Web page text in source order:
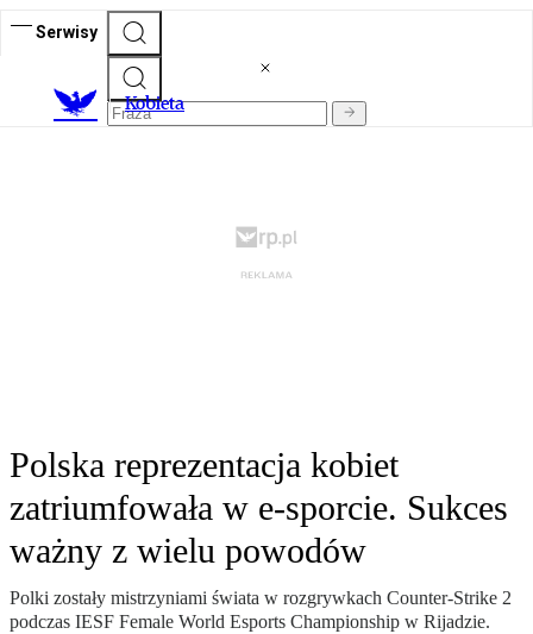
Serwisy
Kobieta
Polska reprezentacja kobiet
zatriumfowała w e-sporcie. Sukces
ważny z wielu powodów
Polki zostały mistrzyniami świata w rozgrywkach Counter-Strike 2
podczas IESF Female World Esports Championship w Rijadzie.